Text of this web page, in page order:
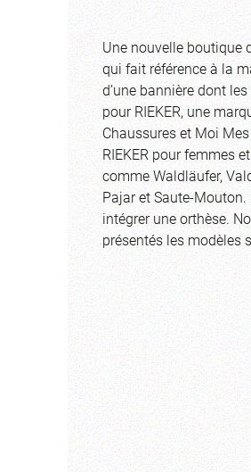
Une nouvelle boutique
qui fait référence à la
d’une bannière dont
pour RIEKER, une
Chaussures et Moi
RIEKER pour femmes
comme Waldläufer,
Pajar et Saute-
intégrer une orthèse.
présentés les modèles